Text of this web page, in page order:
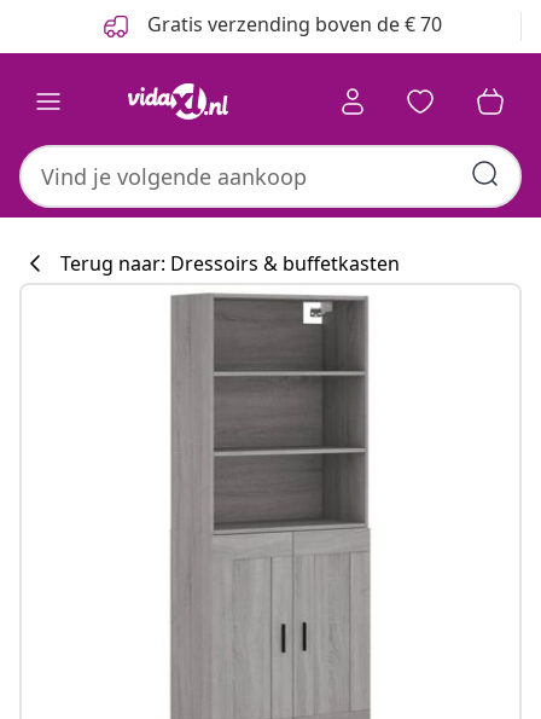
Gratis verzending boven de € 70
Terug naar: Dressoirs & buffetkasten